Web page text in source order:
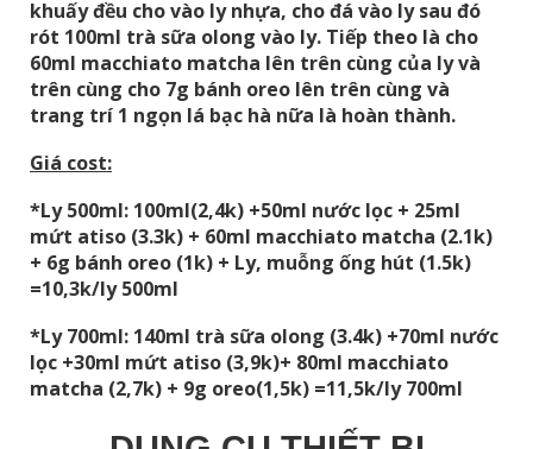
khuấy đều cho vào ly nhựa, cho đá vào ly sau đó
rót 100ml trà sữa olong vào ly. Tiếp theo là cho
60ml macchiato matcha lên trên cùng của ly và
trên cùng cho 7g bánh oreo lên trên cùng và
trang trí 1 ngọn lá bạc hà nữa là hoàn thành.
Giá cost:
*Ly 500ml: 100ml(2,4k) +50ml nước lọc + 25ml
mứt atiso (3.3k) + 60ml macchiato matcha (2.1k)
+ 6g bánh oreo (1k) + Ly, muỗng ống hút (1.5k)
=10,3k/ly 500ml
*Ly 700ml: 140ml trà sữa olong (3.4k) +70ml nước
lọc +30ml mứt atiso (3,9k)+ 80ml macchiato
matcha (2,7k) + 9g oreo(1,5k) =11,5k/ly 700ml